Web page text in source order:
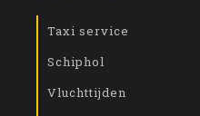
Taxi service
Schiphol
Vluchttijden